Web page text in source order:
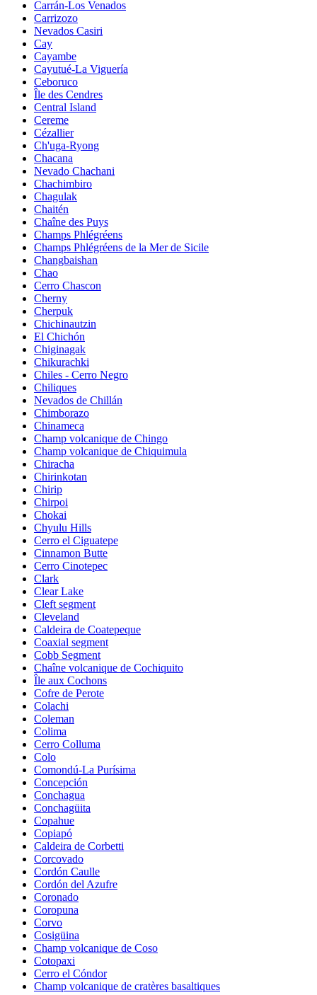
Carrán-Los Venados
Carrizozo
Nevados Casiri
Cay
Cayambe
Cayutué-La Viguería
Ceboruco
Île des Cendres
Central Island
Cereme
Cézallier
Ch'uga-Ryong
Chacana
Nevado Chachani
Chachimbiro
Chagulak
Chaitén
Chaîne des Puys
Champs Phlégréens
Champs Phlégréens de la Mer de Sicile
Changbaishan
Chao
Cerro Chascon
Cherny
Cherpuk
Chichinautzin
El Chichón
Chiginagak
Chikurachki
Chiles - Cerro Negro
Chiliques
Nevados de Chillán
Chimborazo
Chinameca
Champ volcanique de Chingo
Champ volcanique de Chiquimula
Chiracha
Chirinkotan
Chirip
Chirpoi
Chokai
Chyulu Hills
Cerro el Ciguatepe
Cinnamon Butte
Cerro Cinotepec
Clark
Clear Lake
Cleft segment
Cleveland
Caldeira de Coatepeque
Coaxial segment
Cobb Segment
Chaîne volcanique de Cochiquito
Île aux Cochons
Cofre de Perote
Colachi
Coleman
Colima
Cerro Colluma
Colo
Comondú-La Purísima
Concepción
Conchagua
Conchagüita
Copahue
Copiapó
Caldeira de Corbetti
Corcovado
Cordón Caulle
Cordón del Azufre
Coronado
Coropuna
Corvo
Cosigüina
Champ volcanique de Coso
Cotopaxi
Cerro el Cóndor
Champ volcanique de cratères basaltiques